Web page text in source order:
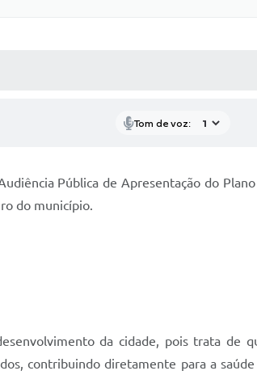
Tom de voz:
Pública de Apresentação do
do município.
da cidade, pois trata de
contribuindo diretamente para a